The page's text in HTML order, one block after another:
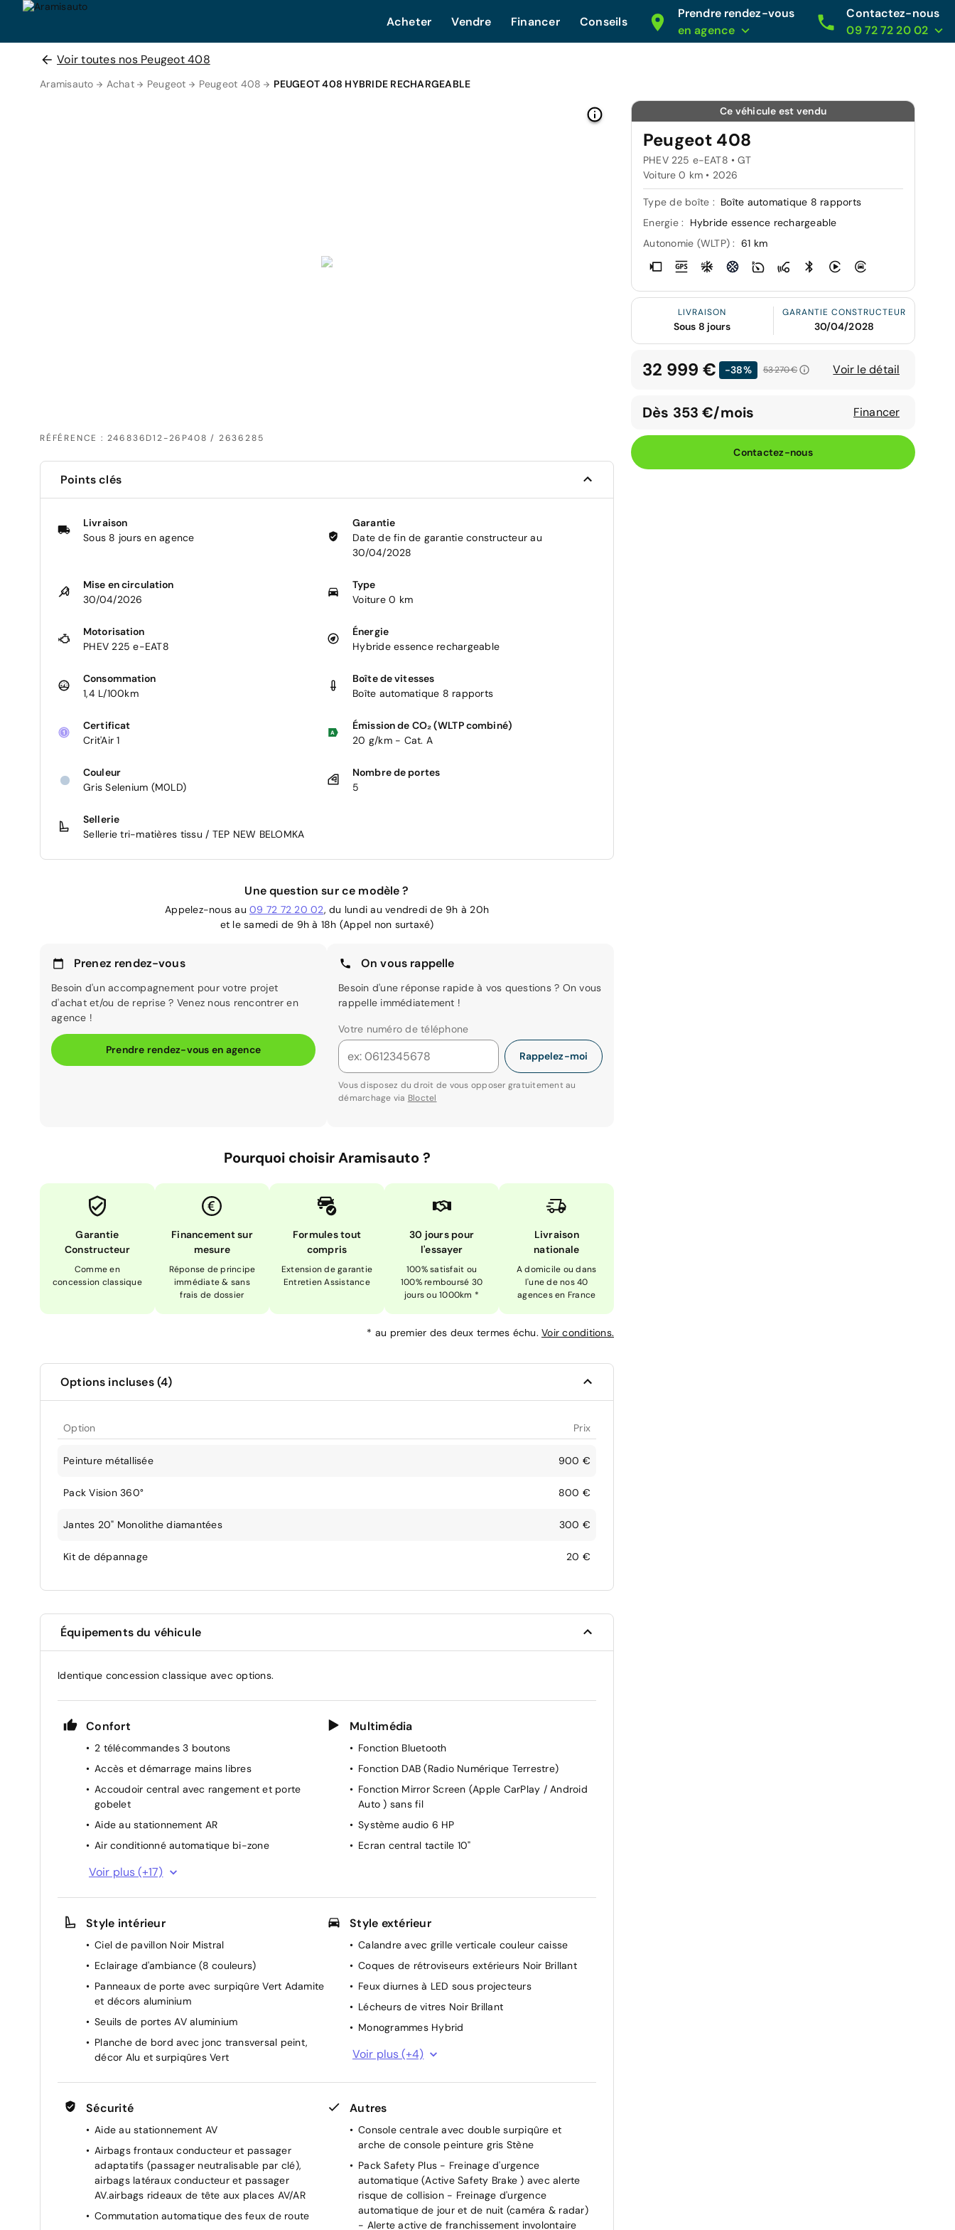
Acheter Vendre Financer Conseils
Prendre rendez-vous
en agence
Contactez-nous
09 72 72 20 02
Voir toutes nos Peugeot 408
Aramisauto Achat Peugeot Peugeot 408 PEUGEOT 408 HYBRIDE RECHARGEABLE
RÉFÉRENCE : 246836D12-26P408 / 2636285
Ce véhicule est vendu
Peugeot 408
PHEV 225 e-EAT8 • GT
Voiture 0 km • 2026
Type de boîte : Boîte automatique 8 rapports
Energie :
Hybride essence rechargeable
Autonomie (WLTP) : 61 km
LIVRAISON
Sous 8 jours
GARANTIE CONSTRUCTEUR
30/04/2028
32 999 € -38% 53 270 € Voir le détail
Dès 353 €/mois Financer
Contactez-nous
Points clés
Livraison
Sous 8 jours en agence
Garantie
Date de fin de garantie constructeur au
30/04/2028
Mise en circulation
30/04/2026
Type
Voiture 0 km
Motorisation
PHEV 225 e-EAT8
Énergie
Hybride essence rechargeable
Consommation
1,4 L/100km
Boîte de vitesses
Boîte automatique 8 rapports
Certificat
Crit'Air 1
Émission de CO₂ (WLTP combiné)
20 g/km - Cat. A
Couleur
Gris Selenium (M0LD)
Nombre de portes
5
Sellerie
Sellerie tri-matières tissu / TEP NEW BELOMKA
Une question sur ce modèle ?
Appelez-nous au 09 72 72 20 02, du lundi au vendredi de 9h à 20h
et le samedi de 9h à 18h (Appel non surtaxé)
Prenez rendez-vous
Besoin d'un accompagnement pour votre projet
d'achat et/ou de reprise ? Venez nous rencontrer en
agence !
Prendre rendez-vous en agence
On vous rappelle
Besoin d'une réponse rapide à vos questions ? On vous
rappelle immédiatement !
Votre numéro de téléphone
Rappelez-moi
Vous disposez du droit de vous opposer gratuitement au
démarchage via Bloctel
Pourquoi choisir Aramisauto ?
Garantie
Constructeur
Comme en
concession classique
Financement sur
mesure
Réponse de principe
immédiate & sans
frais de dossier
Formules tout
compris
Extension de garantie
Entretien Assistance
30 jours pour
l'essayer
100% satisfait ou
100% remboursé 30
jours ou 1000km *
Livraison
nationale
A domicile ou dans
l'une de nos 40
agences en France
* au premier des deux termes échu. Voir conditions.
Options incluses (4)
Option Prix
Peinture métallisée 900 €
Pack Vision 360° 800 €
Jantes 20" Monolithe diamantées 300 €
Kit de dépannage 20 €
Équipements du véhicule
Identique concession classique avec options.
Confort
2 télécommandes 3 boutons
Accès et démarrage mains libres
Accoudoir central avec rangement et porte
gobelet
Aide au stationnement AR
Air conditionné automatique bi-zone
Air Quality System (filtre à charbon HEPA)
Feux AR spécifiques avec allumage dynamique
griffe à griffe
Prise 12 V à l'AV
Puissance batterie 100kW
Sélecteur de modes de conduite (Electric,
Hybrid, Sport)
Volet motorisé avec accès bras chargés
Réglage lombaire du siège conducteur
Pré-conditionnement thermique et charge
4 poignées de maintien
Banquette AR rabattable 2/3-1/3
Pédalier Sport et repose pied en aluminium
Rétroviseurs extérieurs électriques, dégivrants
et rabattables électriquement, avec répétiteurs
Voir plus (+17)
Multimédia
Fonction Bluetooth
Fonction DAB (Radio Numérique Terrestre)
Fonction Mirror Screen (Apple CarPlay / Android
Auto ) sans fil
Système audio 6 HP
Ecran central tactile 10"
Style intérieur
Ciel de pavillon Noir Mistral
Eclairage d'ambiance (8 couleurs)
Panneaux de porte avec surpiqûre Vert Adamite
et décors aluminium
Seuils de portes AV aluminium
Planche de bord avec jonc transversal peint,
décor Alu et surpiqûres Vert
Style extérieur
Calandre avec grille verticale couleur caisse
Coques de rétroviseurs extérieurs Noir Brillant
Feux diurnes à LED sous projecteurs
Lécheurs de vitres Noir Brillant
Monogrammes Hybrid
Monogrammes latéraux emblème Lion
Vitres latérales AR et lunette AR chauffante
temporisée surteintées
Voir plus (+4)
Sécurité
Aide au stationnement AV
Airbags frontaux conducteur et passager
adaptatifs (passager neutralisable par clé),
airbags latéraux conducteur et passager
AV.airbags rideaux de tête aux places AV/AR
Commutation automatique des feux de route
Autres
Console centrale avec double surpiqûre et
arche de console peinture gris Stène
Pack Safety Plus - Freinage d'urgence
automatique (Active Safety Brake ) avec alerte
risque de collision - Freinage d'urgence
automatique de jour et de nuit (caméra & radar)
- Alerte active de franchissement involontaire